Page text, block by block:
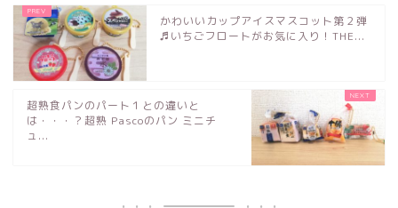
かわいいカップアイスマスコット第２弾
♬いちごフロートがお気に入り！THE...
超熟食パンのパート１との違いと
は・・・？超熟 Pascoのパン ミニチ
ュ...